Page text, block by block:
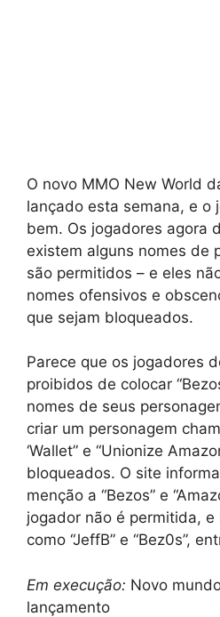
O novo MMO New World
lançado esta semana, e o
bem. Os jogadores agora
existem alguns nomes de
são permitidos – e eles
nomes ofensivos e
que sejam bloqueados.
Parece que os jogadores
proibidos de colocar
nomes de seus
criar um personagem
‘Wallet” e “Unionize
bloqueados. O site
menção a “Bezos” e
jogador não é permitida, e
como “JeffB” e “Bez0s”,
Em execução: Novo
lançamento